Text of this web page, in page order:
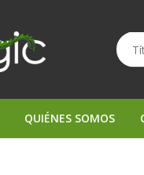
QUIÉNES SOMOS